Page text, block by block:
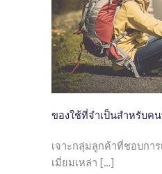
ของใช้ที่จำเป็นสำหรับค
เจาะกลุ่มลูกค้าที่ชอบกา
เมี่ยมเหล่า […]